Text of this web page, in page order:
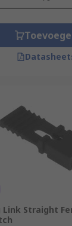
as well as
material and
Link Straight